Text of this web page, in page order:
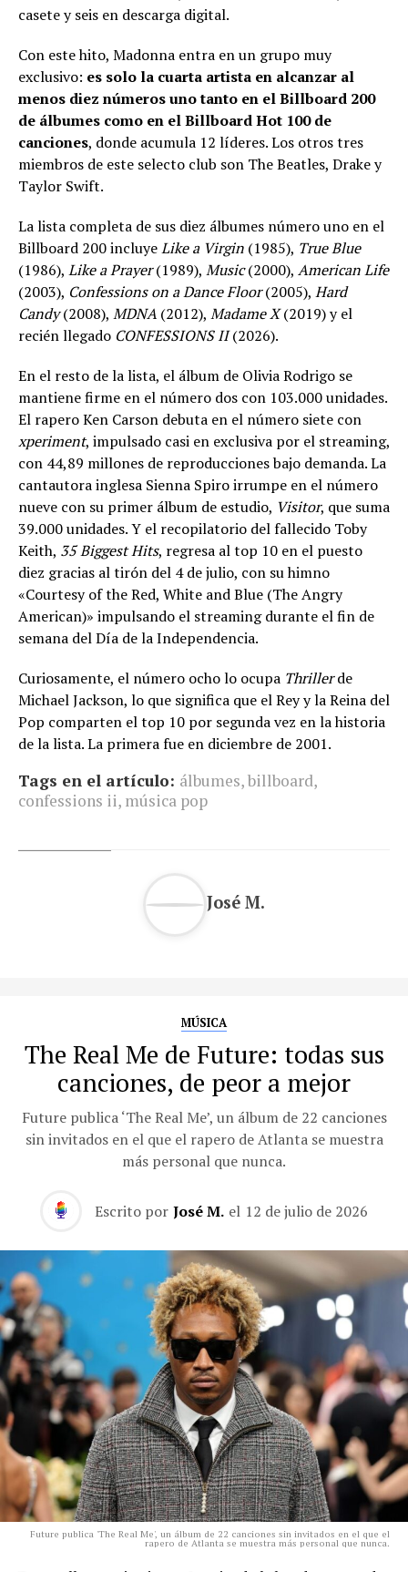
casete y seis en descarga digital.
Con este hito, Madonna entra en un grupo muy
exclusivo: es solo la cuarta artista en alcanzar al
menos diez números uno tanto en el Billboard 200
de álbumes como en el Billboard Hot 100 de
canciones, donde acumula 12 líderes. Los otros tres
miembros de este selecto club son The Beatles, Drake y
Taylor Swift.
La lista completa de sus diez álbumes número uno en el
Billboard 200 incluyeLike a Virgin (1985), True Blue
(1986), Like a Prayer(1989), Music(2000), American Life
(2003), Confessions on a Dance Floor(2005), Hard
Candy(2008), MDNA (2012), Madame X(2019) y el
recién llegado CONFESSIONS II(2026).
En el resto de la lista, el álbum de Olivia Rodrigo se
mantiene firme en el número dos con 103.000 unidades.
El rapero Ken Carson debuta en el número siete con
xperiment, impulsado casi en exclusiva por el streaming,
con 44,89 millones de reproducciones bajo demanda. La
cantautora inglesa Sienna Spiro irrumpe en el número
nueve con su primer álbum de estudio, Visitor, que suma
39.000 unidades. Y el recopilatorio del fallecido Toby
Keith, 35 Biggest Hits, regresa al top 10 en el puesto
diez gracias al tirón del 4 de julio, con su himno
«Courtesy of the Red, White and Blue (The Angry
American)» impulsando el streaming durante el fin de
semana del Día de la Independencia.
Curiosamente, el número ocho lo ocupa Thrillerde
Michael Jackson, lo que significa que el Rey y la Reina del
Pop comparten el top 10 por segunda vez en la historia
de la lista. La primera fue en diciembre de 2001.
Tags en el artículo: álbumes,billboard,
confessions ii, música pop
José M.
MÚSICA
The Real Me de Future: todas sus
canciones, de peor a mejor
Future publica ‘The Real Me’, un álbum de 22 canciones
sin invitados en el que el rapero de Atlanta se muestra
más personal que nunca.
Escrito por José M. el 12 de julio de 2026
Future publica 'The Real Me', un álbum de 22 canciones sin invitados en el que el
rapero de Atlanta se muestra más personal que nunca.